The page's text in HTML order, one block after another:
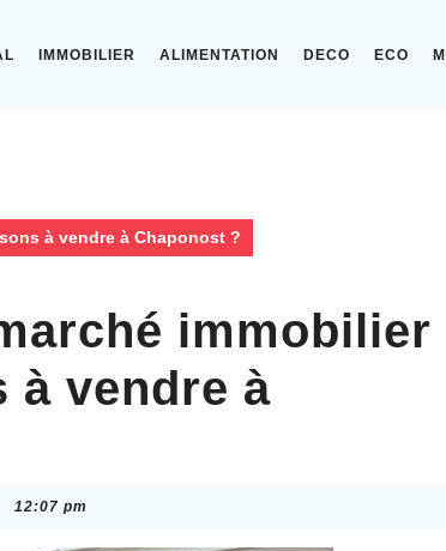
IMMOBILIER ALIMENTATION DECO ECO
à vendre à Chaponost ?
immobilier
à vendre à
12:07 pm